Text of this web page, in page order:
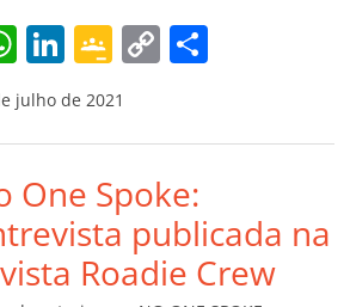
m
W
h
at
s
A
p
p
Li
n
k
e
dI
n
G
o
o
gl
e
Cl
a
C
y
Li
n
k
p
til
h
julho de 2021
One Spoke:
publicada na
Roadie Crew